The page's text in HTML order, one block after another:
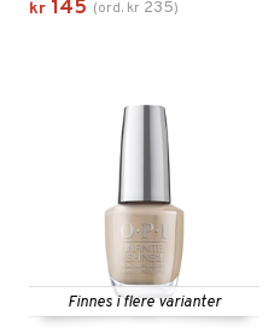
kr 145 (ord. kr 235)
Finnes i flere varianter